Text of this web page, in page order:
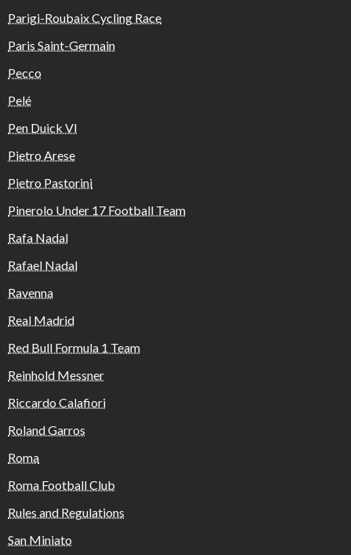
Parigi-Roubaix Cycling Race
Paris Saint-Germain
Pecco
Pelé
Pen Duick VI
Pietro Arese
Pietro Pastorini
Pinerolo Under 17 Football Team
Rafa Nadal
Rafael Nadal
Ravenna
Real Madrid
Red Bull Formula 1 Team
Reinhold Messner
Riccardo Calafiori
Roland Garros
Roma
Roma Football Club
Rules and Regulations
San Miniato